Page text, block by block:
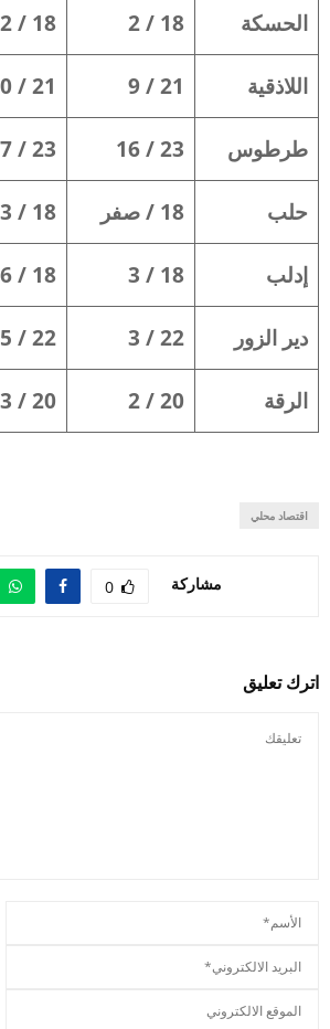
الحسكة 18 / 2
18 / 2
اللاذقية 21 / 9
21 / 10
طرطوس 23 / 16
23 / 17
حلب 18 / صفر 18 / 3
إدلب 18 / 3
18 / 6
دير الزور 22 / 3
22 / 5
الرقة 20 / 2
20 / 3
اقتصاد محلي
مشاركة 0
اترك تعليق